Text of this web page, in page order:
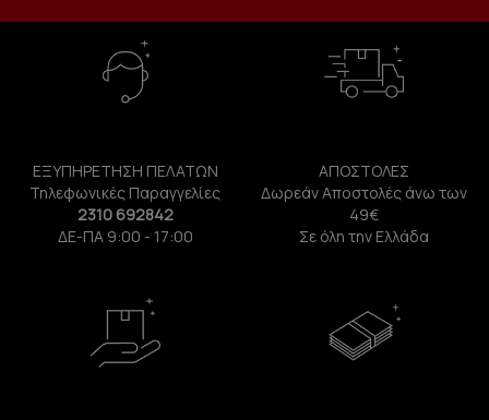
ΕΞΥΠΗΡΕΤΗΣΗ ΠΕΛΑΤΩΝ
Τηλεφωνικές Παραγγελίες
2310 692842
ΔΕ-ΠΑ 9:00 - 17:00
ΑΠΟΣΤΟΛΕΣ
Δωρεάν Αποστολές άνω των
49€
Σε όλη την Ελλάδα